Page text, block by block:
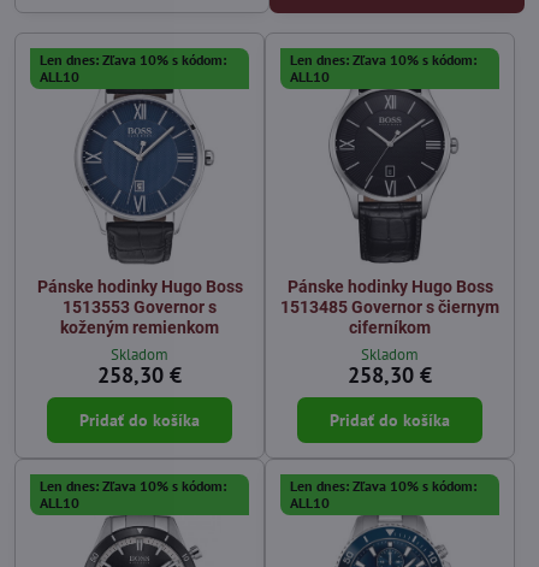
Len dnes: Zľava 10% s kódom:
ALL10
Pánske hodinky Hugo Boss
1513553 Governor s
koženým remienkom
Skladom
258,30 €
Pridať do košíka
Len dnes: Zľava 10% s kódom:
ALL10
Pánske hodinky Hugo Boss
1513485 Governor s čiernym
ciferníkom
Skladom
258,30 €
Pridať do košíka
Len dnes: Zľava 10% s kódom:
ALL10
Len dnes: Zľava 10% s kódom:
ALL10